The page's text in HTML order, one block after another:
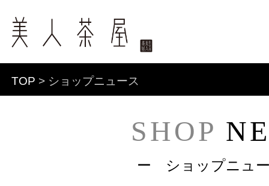
TOP > ショップニュース
SHOP
ー ショップニュ